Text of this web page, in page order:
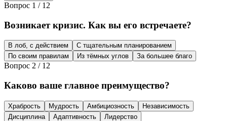
Вопрос 1 / 12
Возникает кризис. Как вы его встречаете?
В лоб, с действием
С тщательным планированием
По своим правилам
Из тёмных углов За большее благо
Вопрос 2 / 12
Каково ваше главное преимущество?
Храбрость Мудрость Амбициозность
Независимость
Дисциплина
Адаптивность Лидерство